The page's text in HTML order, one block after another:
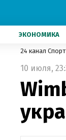
ЭКОНОМИКА
24 канал Спорт
10 июля,